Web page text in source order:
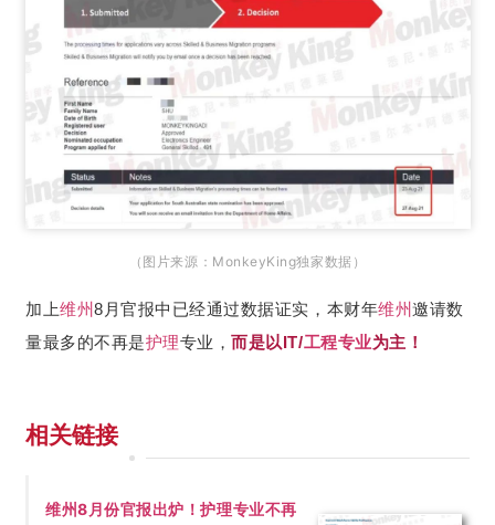
（图片来源：MonkeyKing独家数据）
加上维州8月官报中已经通过数据证实，本财年维州邀请数
量最多的不再是护理专业，而是以IT/工程专业为主！
相关链接
维州8月份官报出炉！护理专业不再